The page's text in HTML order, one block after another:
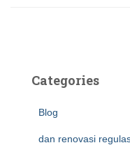
Categories
Blog
dan renovasi